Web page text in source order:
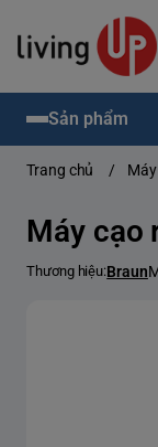
Sản phẩm
Trang chủ /
Máy cạo
Thương hiệu:Braun